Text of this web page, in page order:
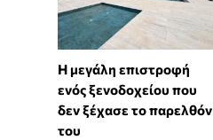
Η μεγάλη επιστροφή
ενός ξενοδοχείου που
δεν ξέχασε το παρελθόν
του